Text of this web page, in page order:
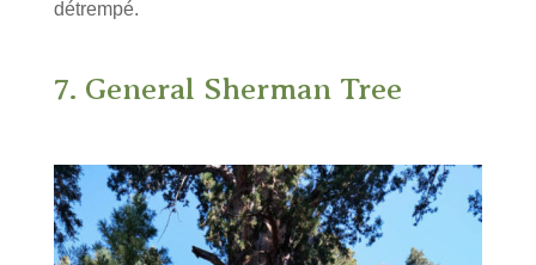
détrempé.
7. General Sherman Tree